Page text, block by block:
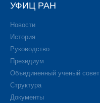
УФИЦ РАН
Новости
История
Руководство
Президиум
Объединенный ученый совет
Структура
Документы